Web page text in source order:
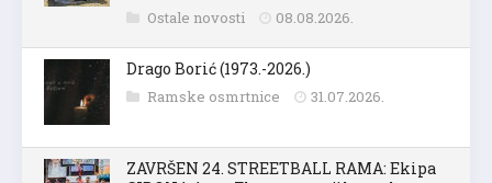
Ostale novosti 08.08.2026.
Drago Borić (1973.-2026.)
Ramske osmrtnice 31.07.2026.
ZAVRŠEN 24. STREETBALL RAMA: Ekipa